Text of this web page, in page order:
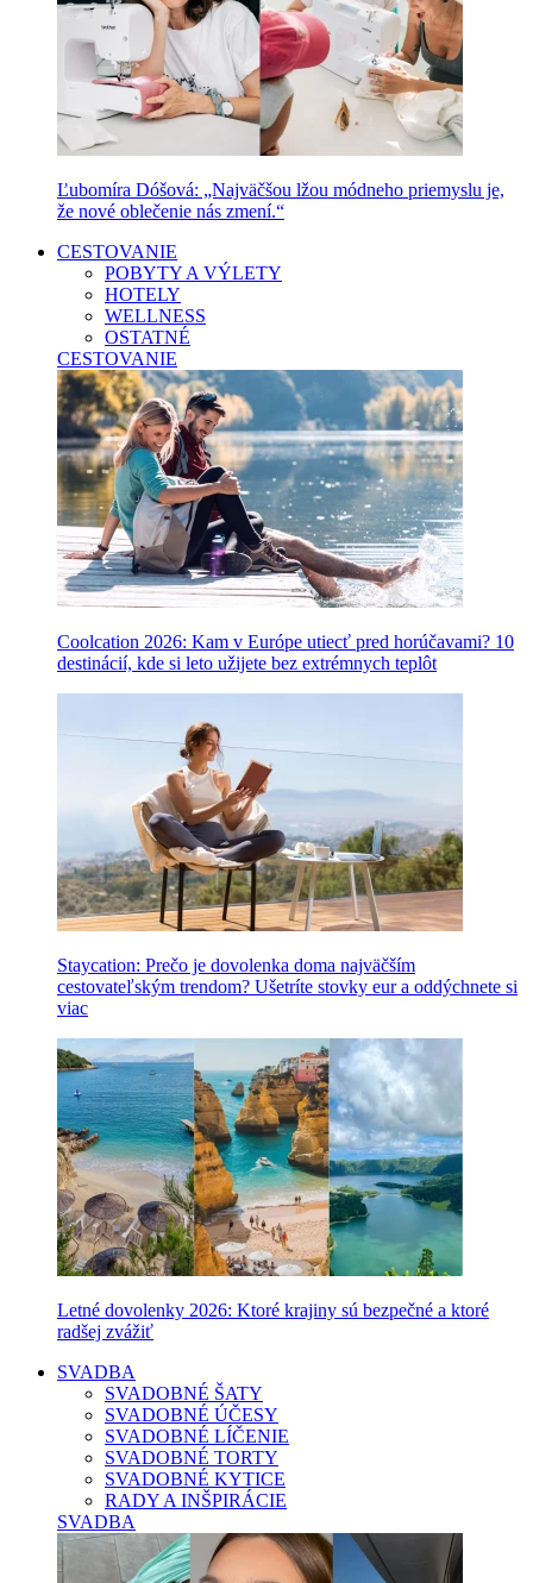
Ľubomíra Dóšová: „Najväčšou lžou módneho priemyslu je,
že nové oblečenie nás zmení.“
CESTOVANIE
POBYTY A VÝLETY
HOTELY
WELLNESS
OSTATNÉ
CESTOVANIE
Coolcation 2026: Kam v Európe utiecť pred horúčavami? 10
destinácií, kde si leto užijete bez extrémnych teplôt
Staycation: Prečo je dovolenka doma najväčším
cestovateľským trendom? Ušetríte stovky eur a oddýchnete si
viac
Letné dovolenky 2026: Ktoré krajiny sú bezpečné a ktoré
radšej zvážiť
SVADBA
SVADOBNÉ ŠATY
SVADOBNÉ ÚČESY
SVADOBNÉ LÍČENIE
SVADOBNÉ TORTY
SVADOBNÉ KYTICE
RADY A INŠPIRÁCIE
SVADBA